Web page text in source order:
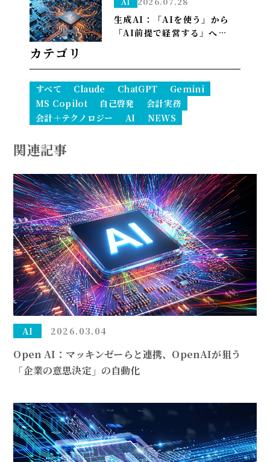
生成AI：「AIを使う」から
「AI前提で経営する」へ——
ル企業も現実に
カテゴリ
すべて Claude ChatGPT
Gemini
MS Copilot
自己啓発
会計実務
会計＋テクノロジー
AI NEWS
関連記事
AI 2026.03.04
Open AI：マッキンゼーらと連携、OpenAIが狙う
「企業の意思決定」の自動化